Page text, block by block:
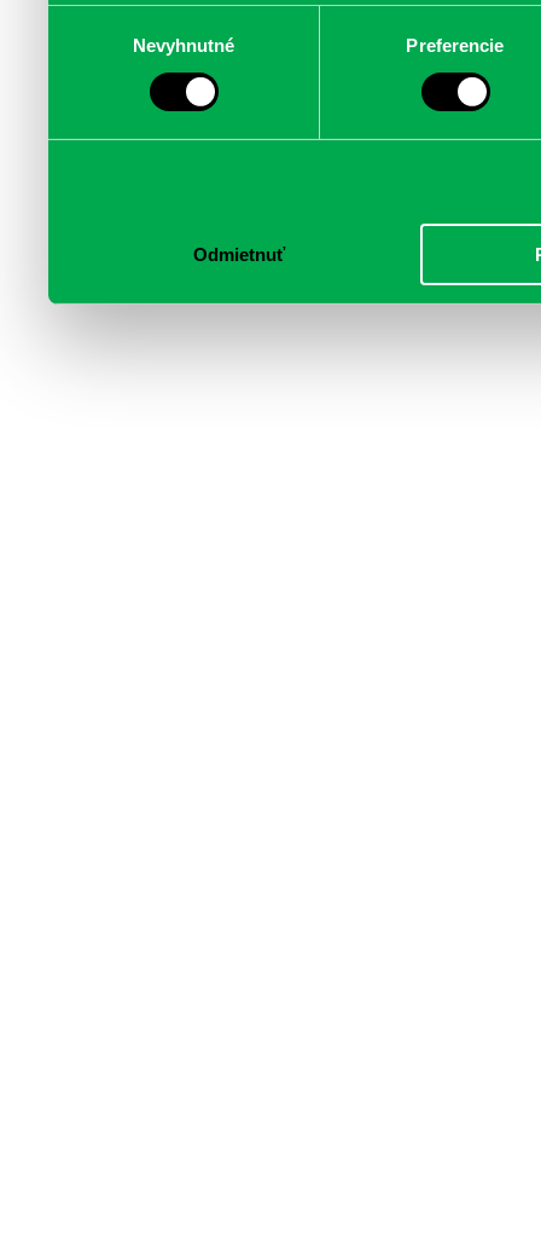
médií, inzercie a
informácie skombinovať
Nevyhnutné Preferencie
Odmietnuť